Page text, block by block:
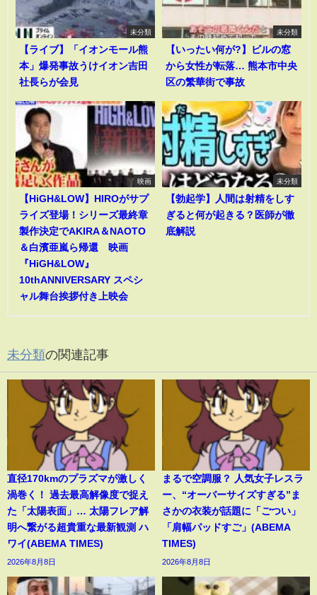
未分類
【ライブ】「イオンモール熊
本」爆発事故うけイオン吉田
社長らが会見
未分類
【いったい何が?】ビルの窓
から女性が転落… 熊本市中央
区の繁華街で事故
映画
【HiGH&LOW】HIROがサプ
ライズ登場！シリーズ最終章
製作決定でAKIRA＆NAOTO
＆白濱亜嵐ら帰還 映画
『HiGH&LOW』
10thANNIVERSARY スペシ
ャル舞台挨拶付き上映会
未分類
【勃起学】人間は射精をしす
ぎると何が起きる？医師が徹
底解説
未分類の関連記事
直径170kmのプラズマが激しく
渦巻く！ 過去最高解像度で捉え
た「太陽表面」… 太陽フレア解
明へ繋がる超貴重な最新観測 ハ
ワイ(ABEMA TIMES)
2026年8月8日
まるで空調服？ 人気女子レスラ
ー、“オーバーサイズすぎる”ま
さかの衣装が話題に「ごつい」
「肩幅パッドすご」(ABEMA
TIMES)
2026年8月8日